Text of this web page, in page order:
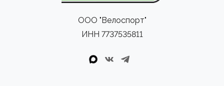
ООО "Велоспорт"
ИНН 7737535811